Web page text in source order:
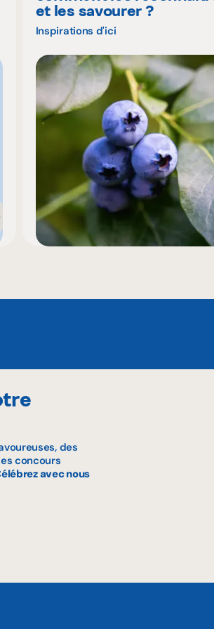
et les savourer ?
Inspirations d'ici
des
concours
avec nous